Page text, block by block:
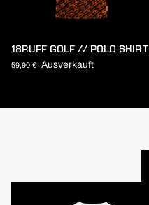
18RUFF GOLF // POLO SHIRT
59,90 € Ausverkauft